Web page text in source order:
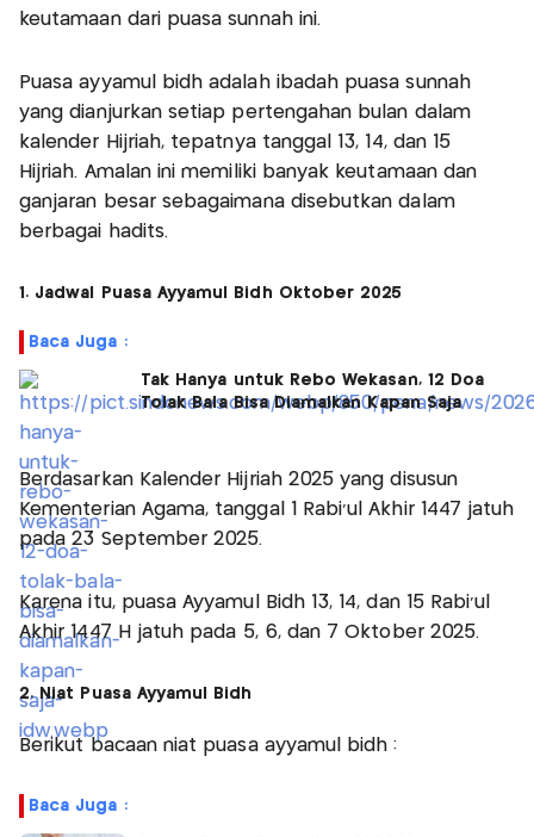
keutamaan dari puasa sunnah ini.
Puasa ayyamul bidh adalah ibadah puasa sunnah
yang dianjurkan setiap pertengahan bulan dalam
kalender Hijriah, tepatnya tanggal 13, 14, dan 15
Hijriah. Amalan ini memiliki banyak keutamaan dan
ganjaran besar sebagaimana disebutkan dalam
berbagai hadits.
1. Jadwal Puasa Ayyamul Bidh Oktober 2025
Baca Juga :
Tak Hanya untuk Rebo Wekasan, 12 Doa
Tolak Bala Bisa Diamalkan Kapan Saja
Berdasarkan Kalender Hijriah 2025 yang disusun
Kementerian Agama, tanggal 1 Rabi'ul Akhir 1447 jatuh
pada 23 September 2025.
Karena itu, puasa Ayyamul Bidh 13, 14, dan 15 Rabi'ul
Akhir 1447 H jatuh pada 5, 6, dan 7 Oktober 2025.
2. Niat Puasa Ayyamul Bidh
Berikut bacaan niat puasa ayyamul bidh :
Baca Juga :